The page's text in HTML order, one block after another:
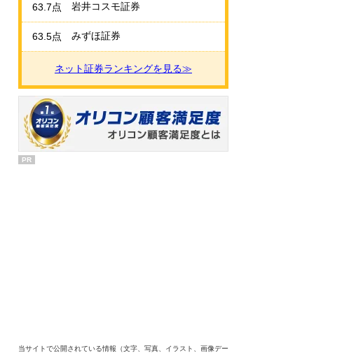
63.7点 岩井コスモ証券
63.5点 みずほ証券
ネット証券ランキングを見る≫
PR
当サイトで公開されている情報（文字、写真、イラスト、画像デー